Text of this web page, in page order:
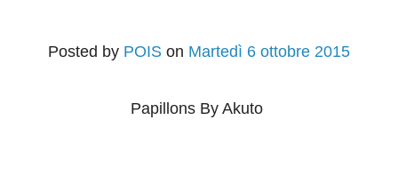
Posted by POIS on Martedì 6 ottobre 2015
Papillons By Akuto